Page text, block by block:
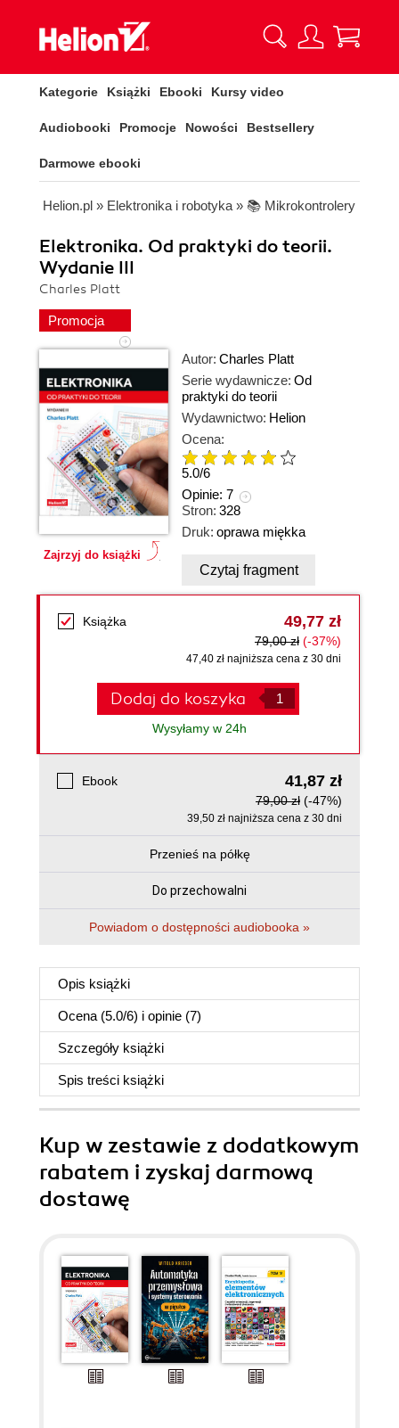
Kategorie Książki Ebooki Kursy video
Audiobooki Promocje Nowości Bestsellery
Darmowe ebooki
Helion.pl » Elektronika i robotyka » 📚 Mikrokontrolery
Elektronika. Od praktyki do teorii.
Wydanie III
Charles Platt
Promocja
Zajrzyj do książki
Autor: Charles Platt
Serie wydawnicze: Od
praktyki do teorii
Wydawnictwo: Helion
Ocena:
5.0/6
Opinie: 7
Stron: 328
Druk: oprawa miękka
Czytaj fragment
Książka 49,77 zł
79,00 zł (-37%)
47,40 zł najniższa cena z 30 dni
Dodaj do koszyka
Wysyłamy w 24h
Ebook 41,87 zł
79,00 zł (-47%)
39,50 zł najniższa cena z 30 dni
Przenieś na półkę
Do przechowalni
Powiadom o dostępności audiobooka »
Opis książki
Ocena (5.0/6) i opinie (7)
Szczegóły książki
Spis treści książki
Kup w zestawie z dodatkowym
rabatem i zyskaj darmową
dostawę